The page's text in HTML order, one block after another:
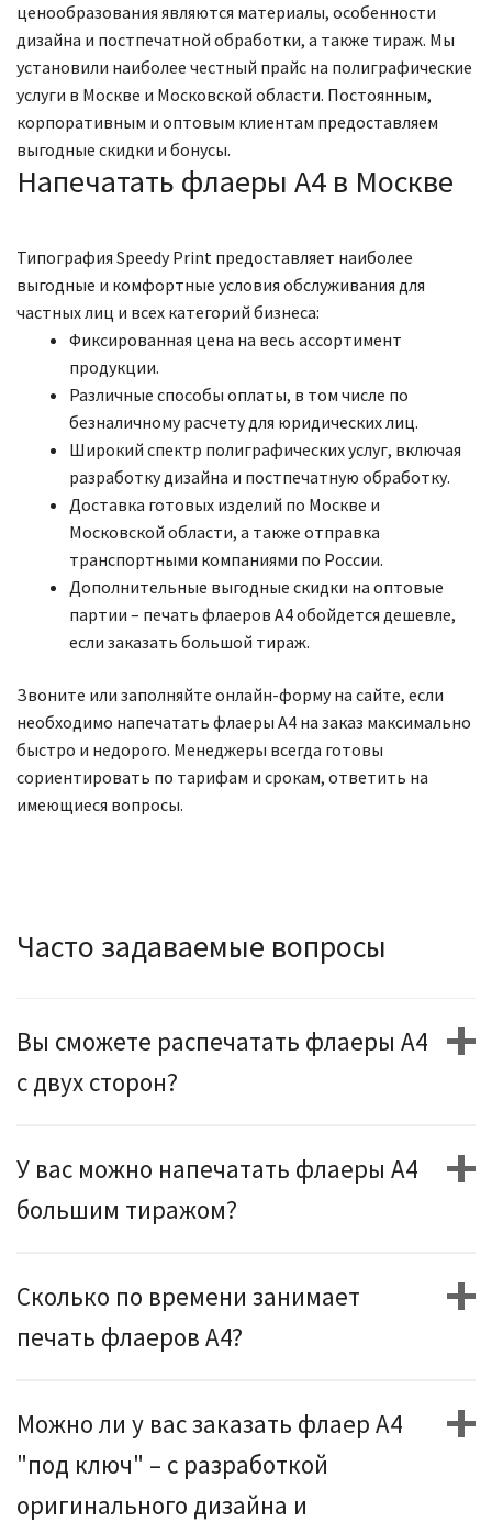
ценообразования являются материалы, особенности
дизайна и постпечатной обработки, а также тираж. Мы
установили наиболее честный прайс на полиграфические
услуги в Москве и Московской области. Постоянным,
корпоративным и оптовым клиентам предоставляем
выгодные скидки и бонусы.
Напечатать флаеры А4 в Москве
Типография Speedy Print предоставляет наиболее
выгодные и комфортные условия обслуживания для
частных лиц и всех категорий бизнеса:
Фиксированная цена на весь ассортимент
продукции.
Различные способы оплаты, в том числе по
безналичному расчету для юридических лиц.
Широкий спектр полиграфических услуг, включая
разработку дизайна и постпечатную обработку.
Доставка готовых изделий по Москве и
Московской области, а также отправка
транспортными компаниями по России.
Дополнительные выгодные скидки на оптовые
партии – печать флаеров А4 обойдется дешевле,
если заказать большой тираж.
Звоните или заполняйте онлайн-форму на сайте, если
необходимо напечатать флаеры А4 на заказ максимально
быстро и недорого. Менеджеры всегда готовы
сориентировать по тарифам и срокам, ответить на
имеющиеся вопросы.
Часто задаваемые вопросы
Вы сможете распечатать флаеры А4
с двух сторон?
У вас можно напечатать флаеры А4
большим тиражом?
Сколько по времени занимает
печать флаеров А4?
Можно ли у вас заказать флаер А4
"под ключ" – с разработкой
оригинального дизайна и